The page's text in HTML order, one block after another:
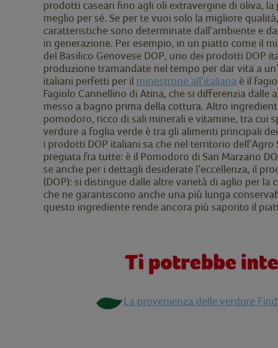
prodotti caseari fino agli oli extravergine di oliva,
meglio per sé. Se per te vuoi solo la migliore
caratteristiche sono determinate dall’ambiente e
in generazione. Per esempio, in un piatto come il
del Basilico Genovese DOP, uno dei prodotti
produzione tramandate nel tempo per dar vita a
italiani perfetti per il minestrone all’italiana è il
Fagiolo Cannellino di Atina, che si differenzia dalle
messo a bagno prima della cottura. Altro
pomodoro, ricco di sali minerali e vitamine, tra cui
verdure a foglia verde è tra gli alimenti principali
i prodotti DOP italiani sa che nel territorio
pregiata fra tutte: è il Pomodoro di San Marzano
se anche per i dettagli desiderate l’eccellenza, il
(DOP): si distingue dalle altre varietà di aglio per
che ne garantiscono anche una più lunga
questo ingrediente rende ancora più saporito il
Ti potrebbe
La provenienza delle verdure